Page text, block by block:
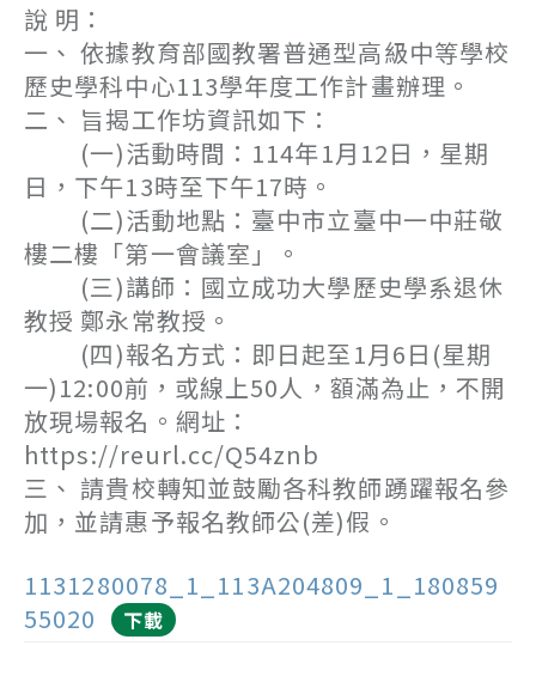
說 明：
一、 依據教育部國教署普通型高級中等學校
歷史學科中心113學年度工作計畫辦理。
二、 旨揭工作坊資訊如下：
(一)活動時間：114年1月12日，星期
日，下午13時至下午17時。
(二)活動地點：臺中市立臺中一中莊敬
樓二樓「第一會議室」。
(三)講師：國立成功大學歷史學系退休
教授 鄭永常教授。
(四)報名方式：即日起至1月6日(星期
一)12:00前，或線上50人，額滿為止，不開
放現場報名。網址：
https://reurl.cc/Q54znb
三、 請貴校轉知並鼓勵各科教師踴躍報名參
加，並請惠予報名教師公(差)假。
1131280078_1_113A204809_1_180859
55020
下載